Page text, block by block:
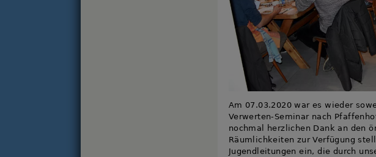
Am 07.03.2020 war es wieder
Verwerten-Seminar nach
nochmal herzlichen Dank an den
Räumlichkeiten zur Verfügung
Jugendleitungen ein, die durch